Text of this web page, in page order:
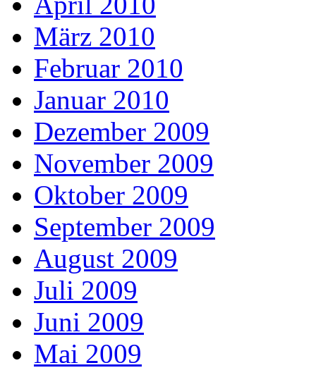
März 2010
Februar 2010
Januar 2010
Dezember 2009
November 2009
Oktober 2009
September 2009
August 2009
Juli 2009
Juni 2009
Mai 2009